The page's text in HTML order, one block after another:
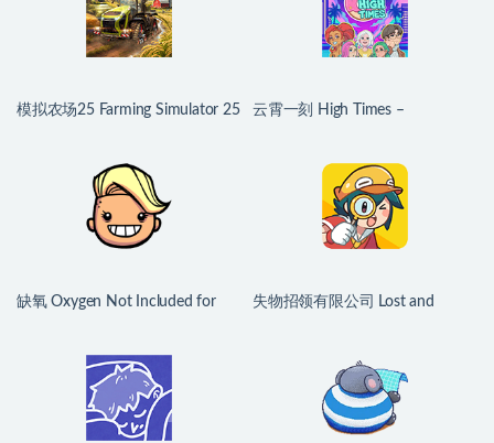
模拟农场25 Farming Simulator 25
云霄一刻 High Times –
缺氧 Oxygen Not Included for
失物招领有限公司 Lost and